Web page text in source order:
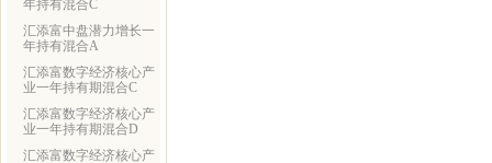
年持有混合C
汇添富中盘潜力增长一
年持有混合A
汇添富数字经济核心产
业一年持有期混合C
汇添富数字经济核心产
业一年持有期混合D
汇添富数字经济核心产